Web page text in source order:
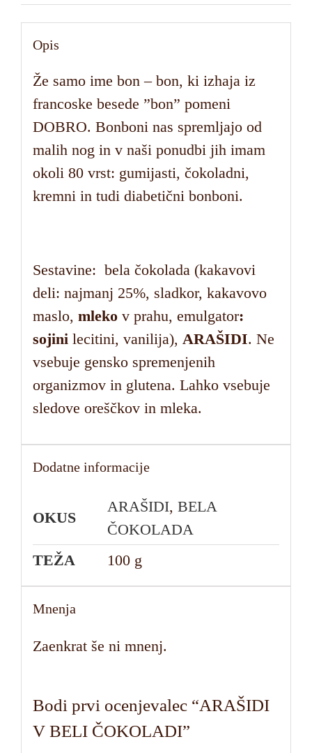
Opis
Že samo ime bon – bon, ki izhaja iz
francoske besede ”bon” pomeni
DOBRO. Bonboni nas spremljajo od
malih nog in v naši ponudbi jih imam
okoli 80 vrst: gumijasti, čokoladni,
kremni in tudi diabetični bonboni.
Sestavine: bela čokolada (kakavovi
deli: najmanj 25%, sladkor, kakavovo
maslo, mlekov prahu, emulgator:
sojini lecitini, vanilija), ARAŠIDI. Ne
vsebuje gensko spremenjenih
organizmov in glutena. Lahko vsebuje
sledove oreščkov in mleka.
Dodatne informacije
OKUS
ARAŠIDI, BELA
ČOKOLADA
TEŽA
100 g
Mnenja
Zaenkrat še ni mnenj.
Bodi prvi ocenjevalec “ARAŠIDI
V BELI ČOKOLADI”